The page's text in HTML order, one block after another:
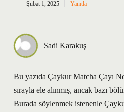
Şubat 1, 2025 Yanıtla
Sadi Karakuş
Bu yazıda Çaykur Matcha Çayı
sırayla ele alınmış, ancak bazı
Burada söylenmek istenenle